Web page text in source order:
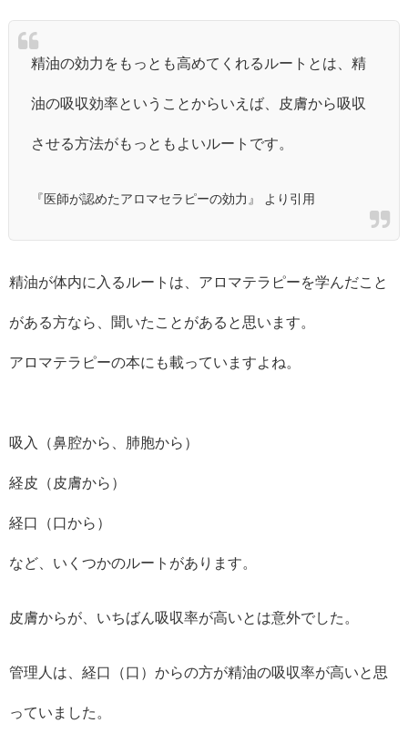
精油の効力をもっとも高めてくれるルートとは、精
油の吸収効率ということからいえば、皮膚から吸収
させる方法がもっともよいルートです。
『医師が認めたアロマセラピーの効力』 より引用
精油が体内に入るルートは、アロマテラピーを学んだこと
がある方なら、聞いたことがあると思います。
アロマテラピーの本にも載っていますよね。
吸入（鼻腔から、肺胞から）
経皮（皮膚から）
経口（口から）
など、いくつかのルートがあります。
皮膚からが、いちばん吸収率が高いとは意外でした。
管理人は、経口（口）からの方が精油の吸収率が高いと思
っていました。